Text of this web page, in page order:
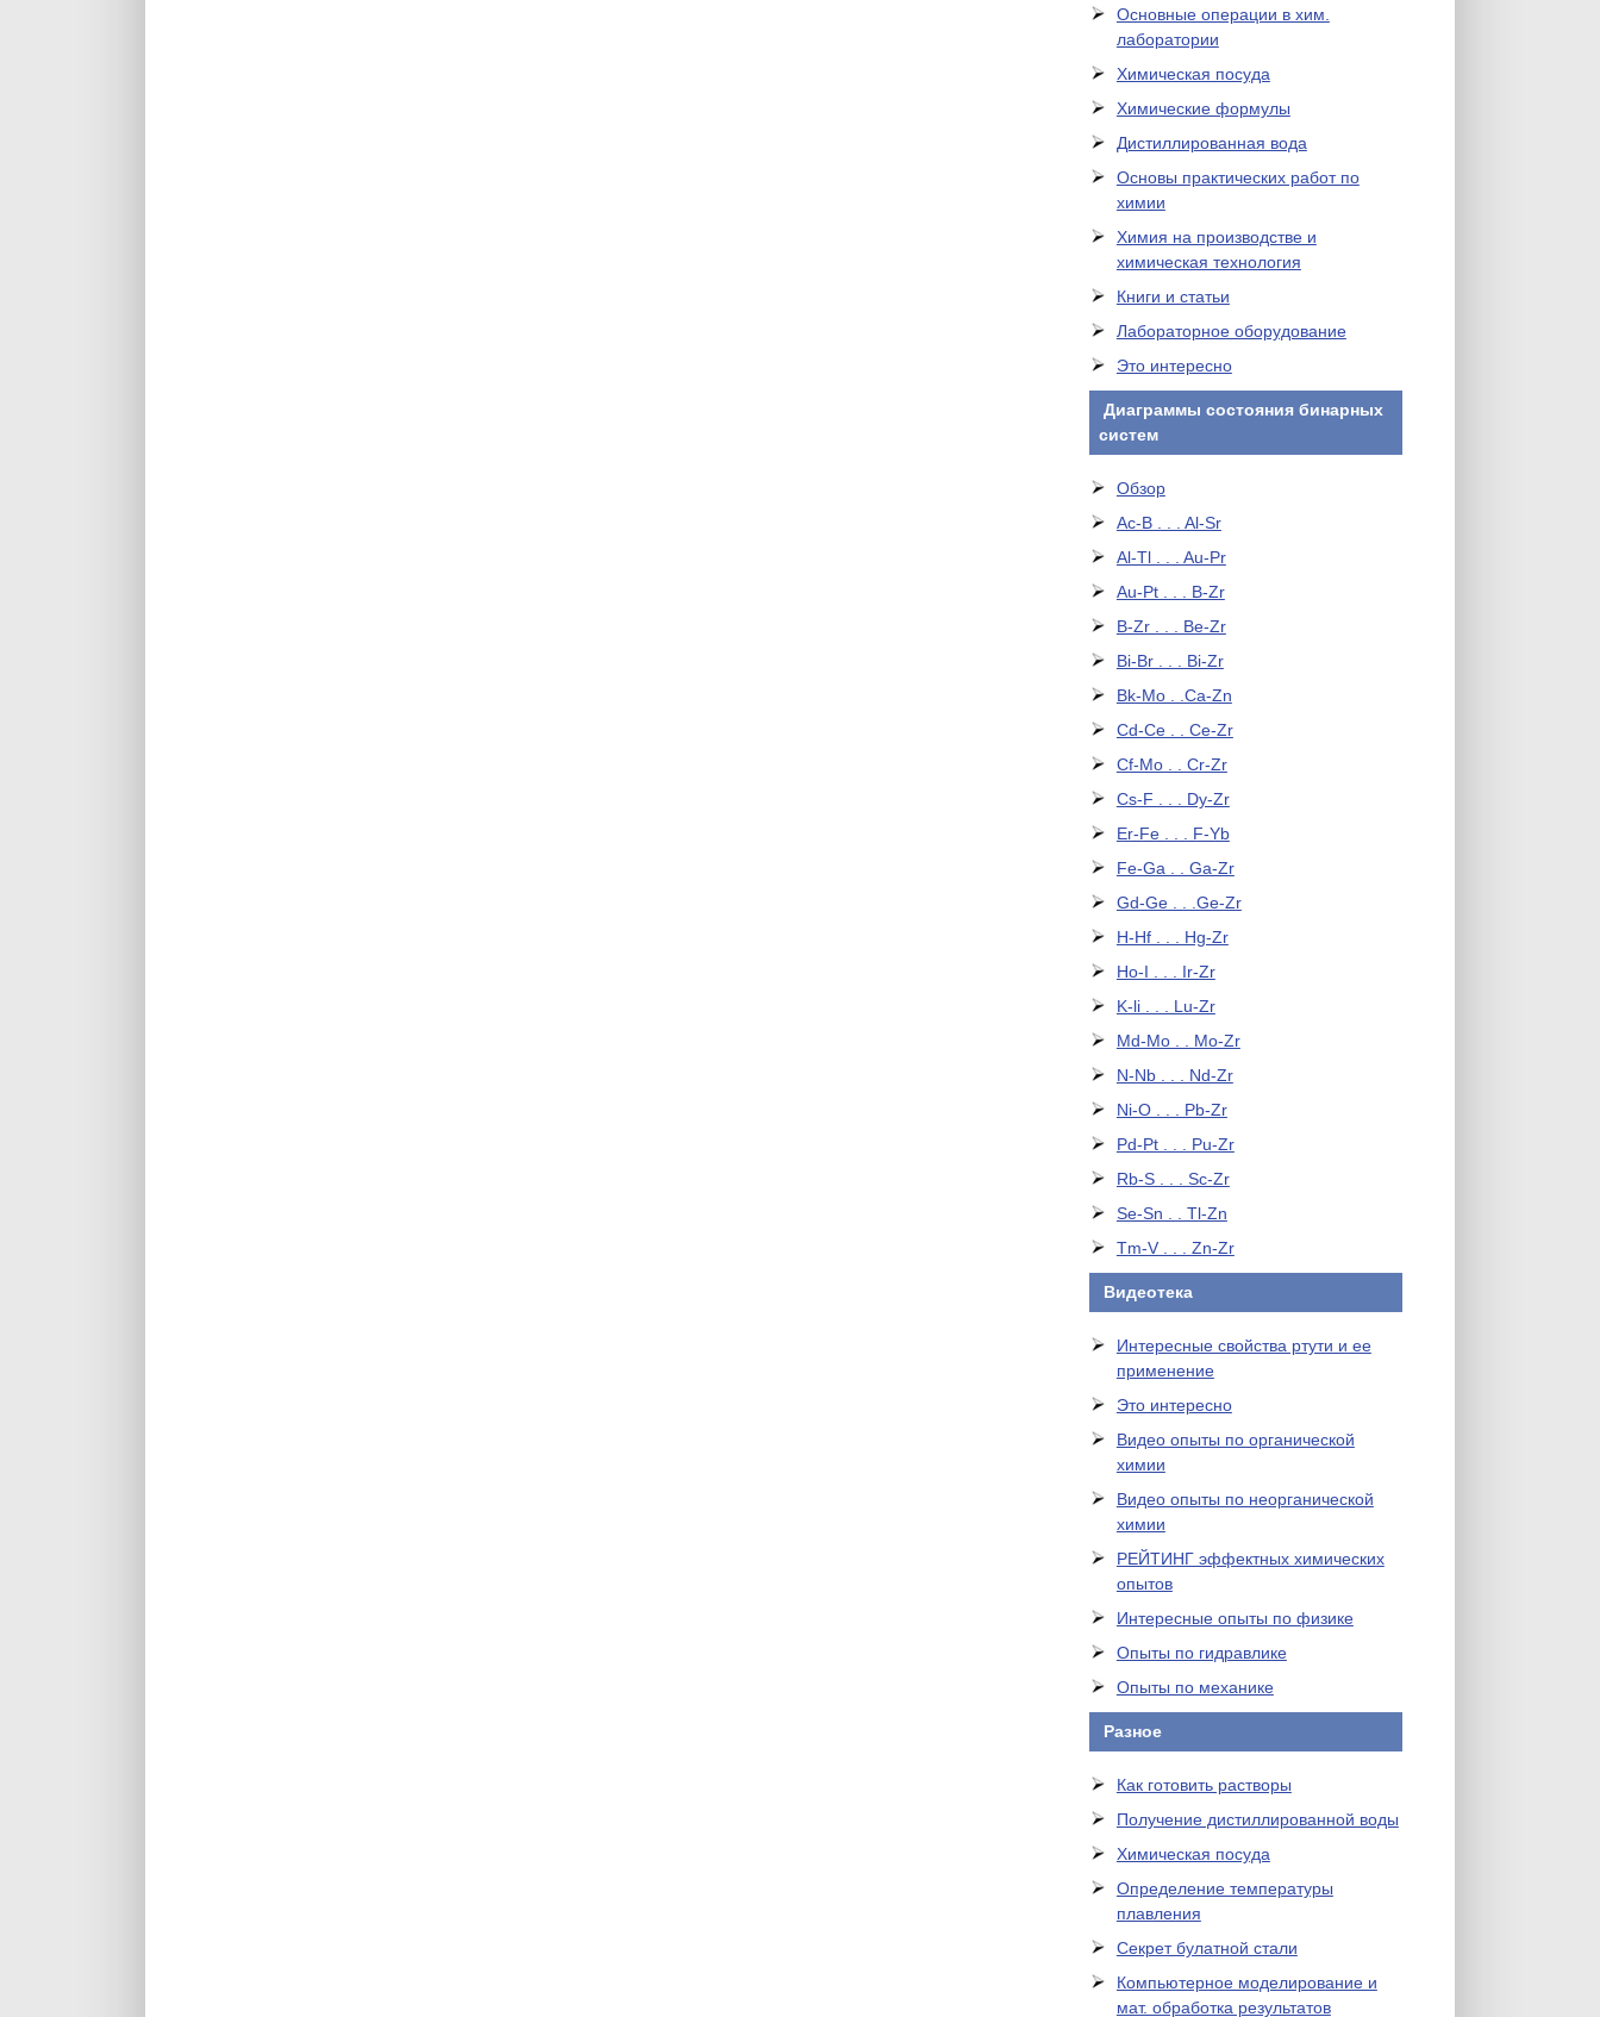
Основные операции в хим.
лаборатории
Химическая посуда
Химические формулы
Дистиллированная вода
Основы практических работ по
химии
Химия на производстве и
химическая технология
Книги и статьи
Лабораторное оборудование
Это интересно
Диаграммы состояния бинарных
систем
Обзор
Ac-B . . . Al-Sr
Al-Tl . . . Au-Pr
Au-Pt . . . B-Zr
B-Zr . . . Be-Zr
Bi-Br . . . Bi-Zr
Bk-Mo . .Ca-Zn
Cd-Ce . . Ce-Zr
Cf-Mo . . Cr-Zr
Cs-F . . . Dy-Zr
Er-Fe . . . F-Yb
Fe-Ga . . Ga-Zr
Gd-Ge . . .Ge-Zr
H-Hf . . . Hg-Zr
Ho-I . . . Ir-Zr
K-li . . . Lu-Zr
Md-Mo . . Mo-Zr
N-Nb . . . Nd-Zr
Ni-O . . . Pb-Zr
Pd-Pt . . . Pu-Zr
Rb-S . . . Sc-Zr
Se-Sn . . Tl-Zn
Tm-V . . . Zn-Zr
Видеотека
Интересные свойства ртути и ее
применение
Это интересно
Видео опыты по органической
химии
Видео опыты по неорганической
химии
РЕЙТИНГ эффектных химических
опытов
Интересные опыты по физике
Опыты по гидравлике
Опыты по механике
Разное
Как готовить растворы
Получение дистиллированной воды
Химическая посуда
Определение температуры
плавления
Секрет булатной стали
Компьютерное моделирование и
мат. обработка результатов